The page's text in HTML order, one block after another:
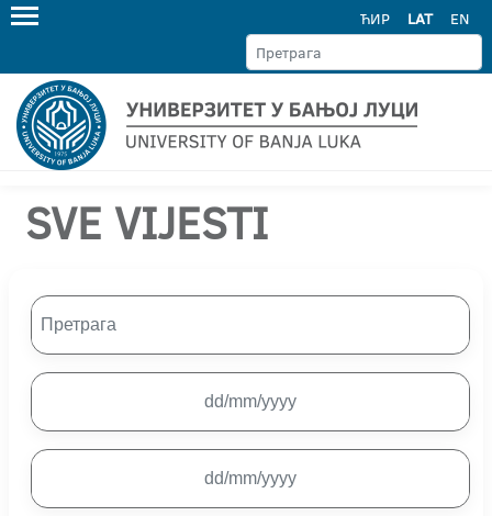
ЋИР LAT EN
SVE VIJESTI